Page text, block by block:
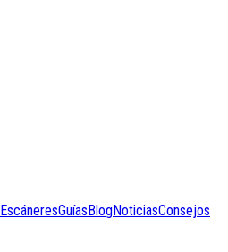
EscáneresGuíasBlogNoticiasConsejos